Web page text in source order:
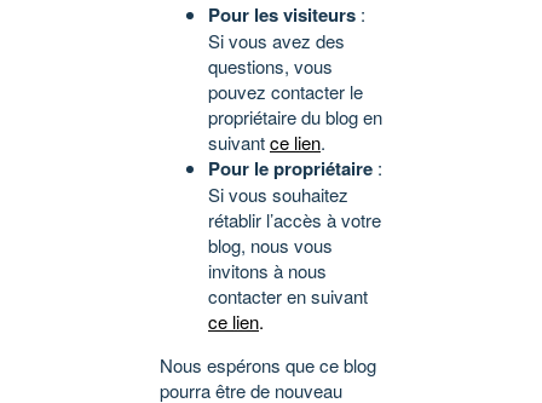
Pour les visiteurs :
Si vous avez des
questions, vous
pouvez contacter le
propriétaire du blog en
suivantce lien.
Pour le propriétaire :
Si vous souhaitez
rétablir l’accès à votre
blog, nous vous
invitons à nous
contacter en suivant
ce lien.
Nous espérons que ce blog
pourra être de nouveau